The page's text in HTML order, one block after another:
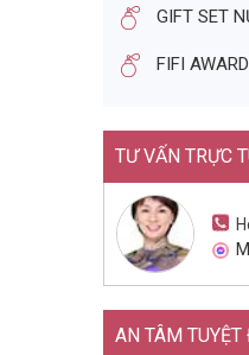
GIFT SET
FIFI
TƯ VẤN TRỰC
AN TÂM TUYỆT